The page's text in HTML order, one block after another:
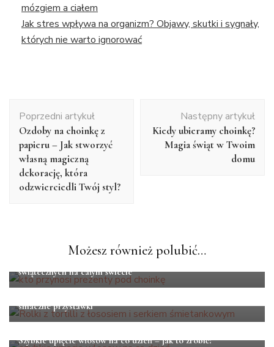
mózgiem a ciałem
Jak stres wpływa na organizm? Objawy, skutki i sygnały,
których nie warto ignorować
wpisu
Poprzedni artykuł
Ozdoby na choinkę z
papieru – Jak stworzyć
własną magiczną
dekorację, która
odzwierciedli Twój styl?
Następny artykuł
Kiedy ubieramy choinkę?
Magia świąt w Twoim
domu
Możesz również polubić…
Kto przynosi prezenty pod choinkę? O tradycjach
świątecznych na całym świecie
LIFESTYLE
smaczne przystawki
Szybkie upięcie włosów na co dzień – jak to zrobić?